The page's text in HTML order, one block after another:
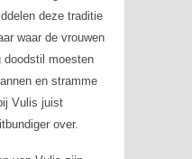
deze traditie
waar de vrouwen
doodstil moesten
en stramme
Vulis juist
over.